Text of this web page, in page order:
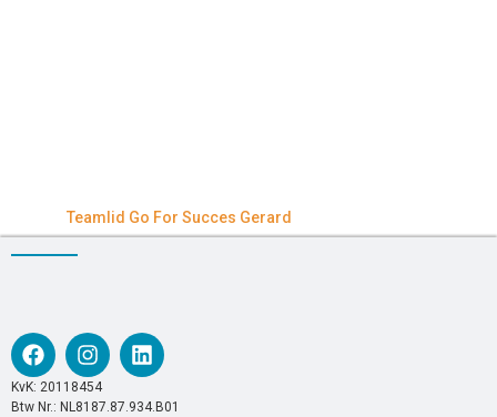
Teamlid Go For Succes Gerard
KvK: 20118454
Btw Nr.: NL8187.87.934.B01